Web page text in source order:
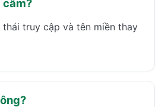
cấm?
thái truy cập và tên miền thay